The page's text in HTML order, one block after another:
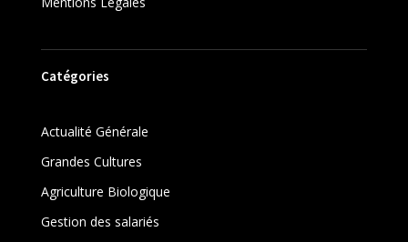
Catégories
Actualité Générale
Grandes Cultures
Agriculture Biologique
Gestion des salariés